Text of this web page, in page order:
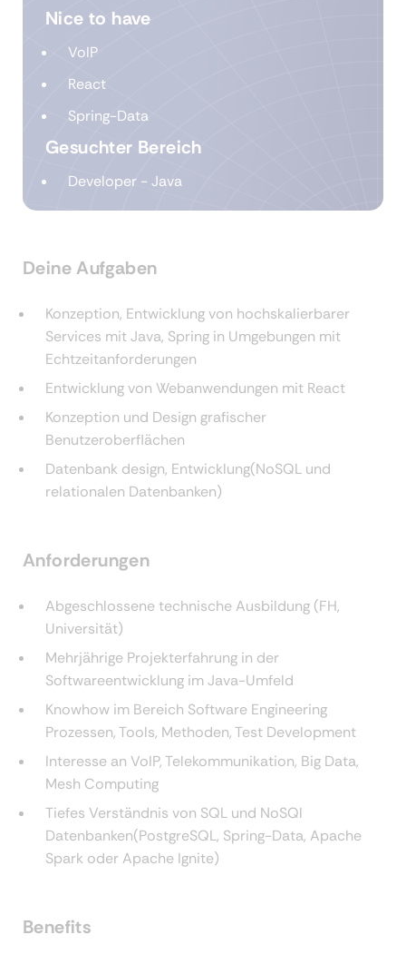
Nice to have
VoIP
React
Spring-Data
Gesuchter Bereich
Developer - Java
Deine Aufgaben
Konzeption, Entwicklung von hochskalierbarer
Services mit Java, Spring in Umgebungen mit
Echtzeitanforderungen
Entwicklung von Webanwendungen mit React
Konzeption und Design grafischer
Benutzeroberflächen
Datenbank design, Entwicklung(NoSQL und
relationalen Datenbanken)
Anforderungen
Abgeschlossene technische Ausbildung (FH,
Universität)
Mehrjährige Projekterfahrung in der
Softwareentwicklung im Java-Umfeld
Knowhow im Bereich Software Engineering
Prozessen, Tools, Methoden, Test Development
Interesse an VoIP, Telekommunikation, Big Data,
Mesh Computing
Tiefes Verständnis von SQL und NoSQl
Datenbanken(PostgreSQL, Spring-Data, Apache
Spark oder Apache Ignite)
Benefits